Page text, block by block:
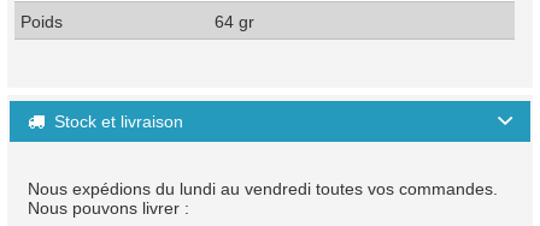
Poids
64 gr
 Stock et livraison
Nous expédions du lundi au vendredi toutes vos commandes.
Nous pouvons livrer :